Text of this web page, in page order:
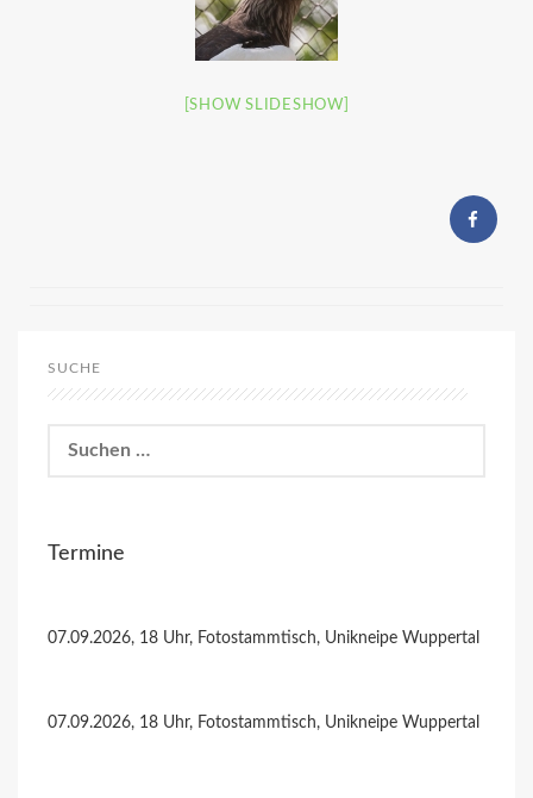
[SHOW SLIDESHOW]
SUCHE
nach:
Termine
07.09.2026, 18 Uhr, Fotostammtisch, Unikneipe Wuppertal
07.09.2026, 18 Uhr, Fotostammtisch, Unikneipe Wuppertal